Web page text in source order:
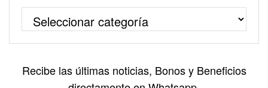
Recibe las últimas noticias, Bonos y Beneficios